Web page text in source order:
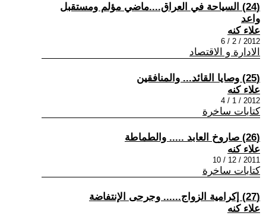
(24) السياحة في العراق....ماضي مؤلم ومستقبل
واعد
علاء كنه
2012 / 2 / 6
الادارة و الاقتصاد
(25) وصايا القائد... والمنافقين
علاء كنه
2012 / 1 / 4
كتابات ساخرة
(26) صاروخ العابد ..... والطماطة
علاء كنه
2011 / 12 / 10
كتابات ساخرة
(27) إكرامية الزواج...... وجرحى الإنتفاضة
علاء كنه